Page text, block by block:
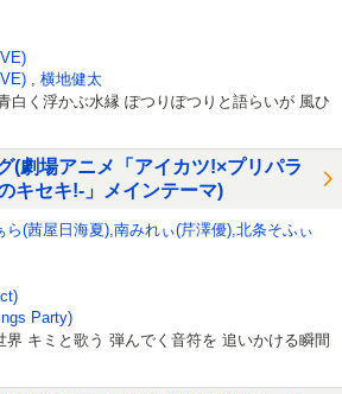
横地健太
白く浮かぶ水縁 ぽつりぽつりと語らいが 風ひ
(劇場アニメ「アイカツ!×プリパラ
キセキ!-」メインテーマ)
(茜屋日海夏),南みれぃ(芹澤優),北条そふぃ
Party)
界 キミと歌う 弾んでく音符を 追いかける瞬間